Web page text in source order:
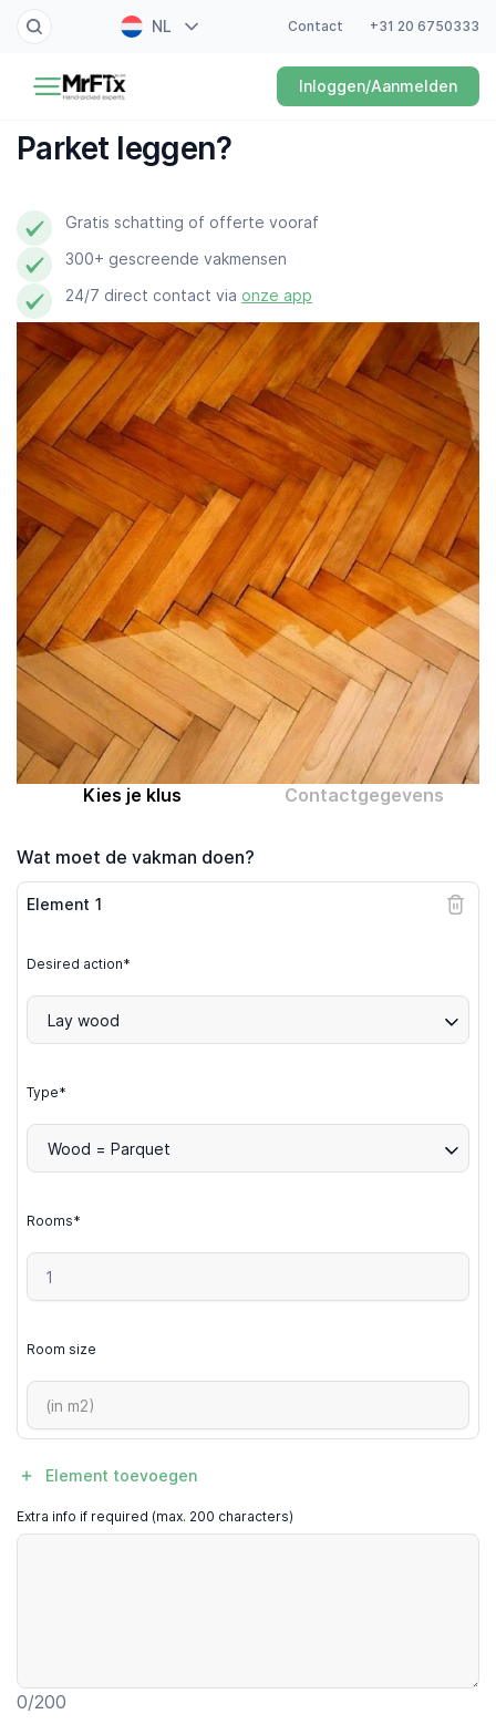
NL
ES
Contact +31 20 6750333
Inloggen/Aanmelden
Schilder
Elektricien
Loodgieter
Slotenmaker
Witgoedmonteur
Hovenier
Schoonmaker
Computer expert
Help
Over MrFix
Log in als vakman
Parket leggen?
Gratis schatting of offerte vooraf
300+ gescreende vakmensen
24/7 direct contact via onze app
Kies je klus Contactgegevens
Wat moet de vakman doen?
Element 1
Desired action*
Lay wood
Type*
Wood = Parquet
Rooms*
Room size
Element toevoegen
Extra info if required (max. 200 characters)
0/200